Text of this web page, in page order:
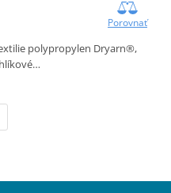
Porovnať
polypropylen Dryarn®,